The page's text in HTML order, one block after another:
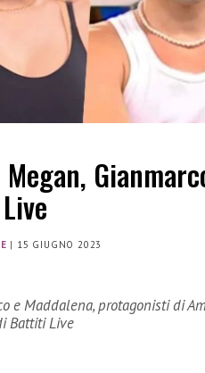
| 15 GIUGNO 2023
e Maddalena, protagonisti di
Battiti Live